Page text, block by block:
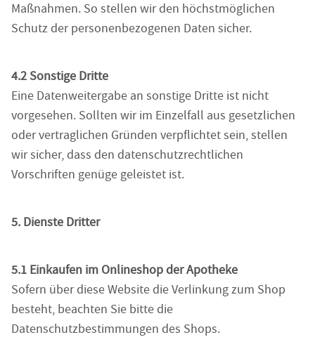
Maßnahmen. So stellen wir den höchstmöglichen
Schutz der personenbezogenen Daten sicher.
4.2 Sonstige Dritte
Eine Datenweitergabe an sonstige Dritte ist nicht
vorgesehen. Sollten wir im Einzelfall aus gesetzlichen
oder vertraglichen Gründen verpflichtet sein, stellen
wir sicher, dass den datenschutzrechtlichen
Vorschriften genüge geleistet ist.
5. Dienste Dritter
5.1 Einkaufen im Onlineshop der Apotheke
Sofern über diese Website die Verlinkung zum Shop
besteht, beachten Sie bitte die
Datenschutzbestimmungen des Shops.